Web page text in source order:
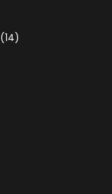
(14)